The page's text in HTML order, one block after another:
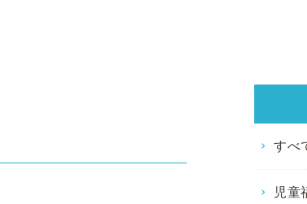
すべ
児童